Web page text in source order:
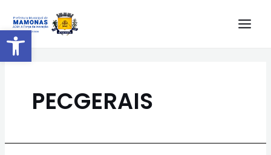
Barra de Ferramentas Aberta
PECGERAIS